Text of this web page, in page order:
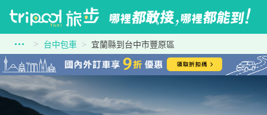
台中包車 宜蘭縣到台中市豐原區